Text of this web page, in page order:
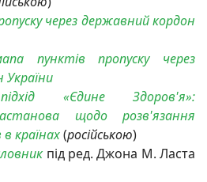
через державний кордон
пунктів пропуску через
«Єдине Здоров'я»:
щодо розв'язання
країнах(російською)
під ред. Джона М. Ласта